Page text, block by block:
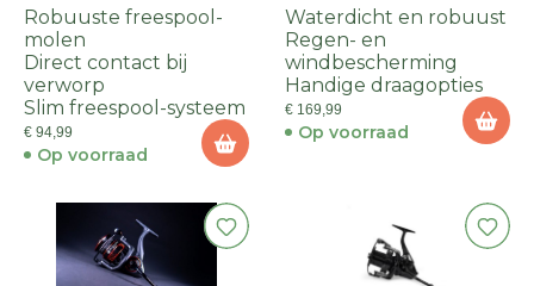
Robuuste freespool-
molen
Direct contact bij
verworp
Slim freespool-systeem
€ 94,99
Op voorraad
Waterdicht en robuust
Regen- en
windbescherming
Handige draagopties
€ 169,99
Op voorraad